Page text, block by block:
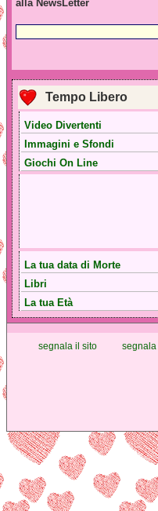
alla NewsLetter
Tempo Libero
Video Divertenti
Immagini e Sfondi
Giochi On Line
La tua data di Morte
Libri
La tua Età
segnala il sito